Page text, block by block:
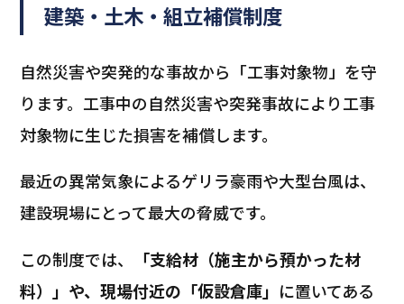
建築・土木・組立補償制度
自然災害や突発的な事故から「工事対象物」を守
ります。工事中の自然災害や突発事故により工事
対象物に生じた損害を補償します。
最近の異常気象によるゲリラ豪雨や大型台風は、
建設現場にとって最大の脅威です。
この制度では、
「支給材（施主から預かった材
料）」や、現場付近の「仮設倉庫」 に置いてある